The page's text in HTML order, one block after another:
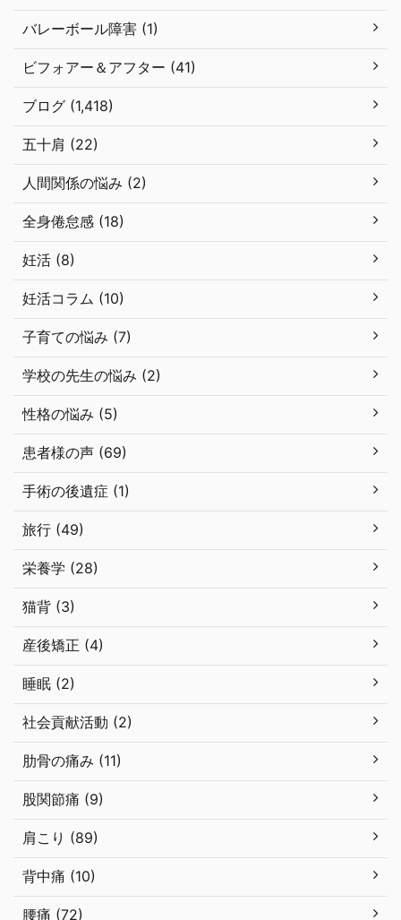
バレーボール障害 (1)
ビフォアー＆アフター (41)
ブログ (1,418)
五十肩 (22)
人間関係の悩み (2)
全身倦怠感 (18)
妊活 (8)
妊活コラム (10)
子育ての悩み (7)
学校の先生の悩み (2)
性格の悩み (5)
患者様の声 (69)
手術の後遺症 (1)
旅行 (49)
栄養学 (28)
猫背 (3)
産後矯正 (4)
睡眠 (2)
社会貢献活動 (2)
肋骨の痛み (11)
股関節痛 (9)
肩こり (89)
背中痛 (10)
腰痛 (72)